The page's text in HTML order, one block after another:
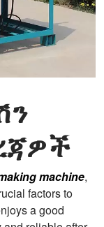
machine,
factors to
a good